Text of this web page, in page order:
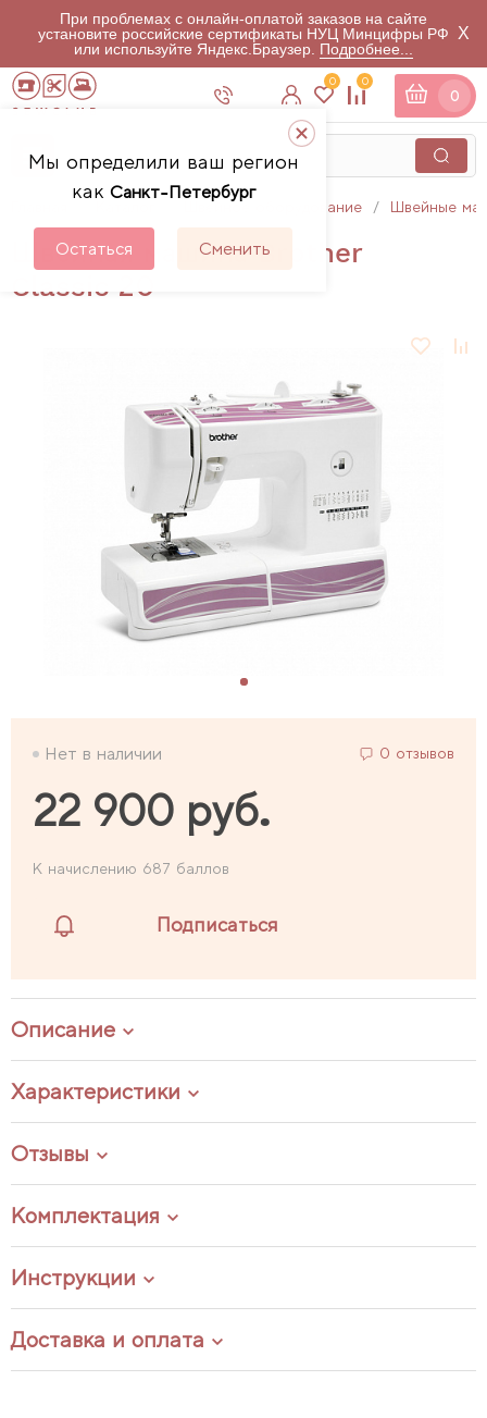
При проблемах с онлайн-оплатой заказов на сайте
установите российские сертификаты НУЦ Минцифры РФ
или используйте Яндекс.Браузер. Подробнее...
X
Мы определили ваш регион
как Санкт-Петербург
Остаться Сменить
0 0
0
Швейное оборудование Швейные
Швейная машина Brother
Classic 20
Нет в наличии 0 отзывов
22 900 руб.
К начислению 687 баллов
Подписаться
Описание
Характеристики
Отзывы
Комплектация
Инструкции
Доставка и оплата